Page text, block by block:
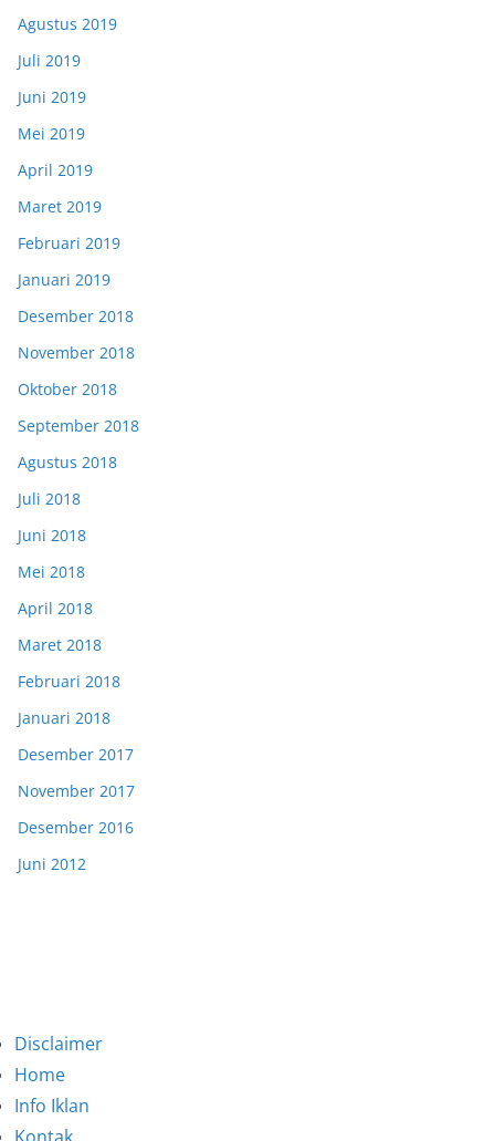
Agustus 2019
Juli 2019
Juni 2019
Mei 2019
April 2019
Maret 2019
Februari 2019
Januari 2019
Desember 2018
November 2018
Oktober 2018
September 2018
Agustus 2018
Juli 2018
Juni 2018
Mei 2018
April 2018
Maret 2018
Februari 2018
Januari 2018
Desember 2017
November 2017
Desember 2016
Juni 2012
Disclaimer
Home
Info Iklan